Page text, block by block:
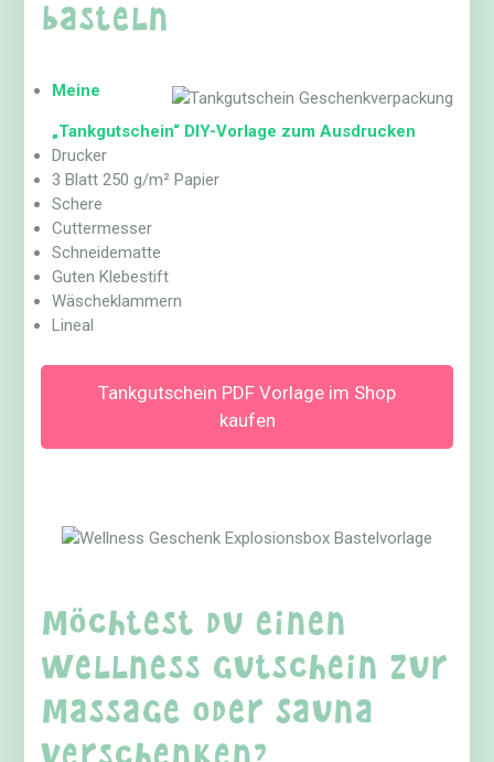
basteln
Meine
„Tankgutschein“ DIY-Vorlage zum Ausdrucken
Drucker
3 Blatt 250 g/m² Papier
Schere
Cuttermesser
Schneidematte
Guten Klebestift
Wäscheklammern
Lineal
Tankgutschein PDF Vorlage im Shop
kaufen
Möchtest du einen
Wellness Gutschein zur
Massage oder Sauna
verschenken?